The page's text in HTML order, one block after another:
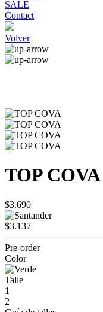
SALE
Contact
Volver
TOP COVA
$3.690
$3.137
Pre-order
Color
Talle
1
2